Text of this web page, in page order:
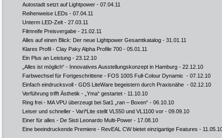
Autostadt setzt auf Lightpower - 07.04.11
Reihenweise LEDs - 07.04.11
Unterm LED-Zelt - 27.03.11
Filmreife Preisvergabe - 21.02.11
Alles auf einen Blick: Der neue Lightpower Gesamtkatalog - 31.01.11
Klares Profil - Clay Paky Alpha Profile 700 - 05.01.11
Ein Plus an Leistung - 23.12.10
„Alles ist möglich“ - Innovatives Ausstellungskonzept in Hamburg - 22.12.10
Farbwechsel für Fortgeschrittene - FOS 100S Full-Colour Dynamic - 07.12.10
Einfach eindrucksvoll - GDS LiteWare begeistern durch Praxisnähe - 02.12.10
Verführung trifft Ästhetik - „Yma“ gestartet - 11.10.10
Ring frei - MA VPU überzeugt bei Sat1 „ran – Boxen“ - 06.10.10
Leiser und schneller - Vari*Lite stellt VL550 und VL1100 vor - 09.09.10
Einer für alles - De Sisti Leonardo Multi-Power - 17.08.10
Eine beeindruckende Premiere - RevEAL CW bietet einzigartige Features -